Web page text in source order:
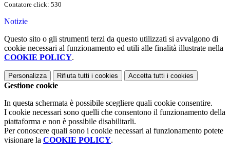
Contatore click: 530
Notizie
Questo sito o gli strumenti terzi da questo utilizzati si avvalgono di
cookie necessari al funzionamento ed utili alle finalità illustrate nella
COOKIE POLICY.
Personalizza Rifiuta tutti i cookies Accetta tutti i cookies
Gestione cookie
In questa schermata è possibile scegliere quali cookie consentire.
I cookie necessari sono quelli che consentono il funzionamento della
piattaforma e non è possibile disabilitarli.
Per conoscere quali sono i cookie necessari al funzionamento potete
visionare la COOKIE POLICY.